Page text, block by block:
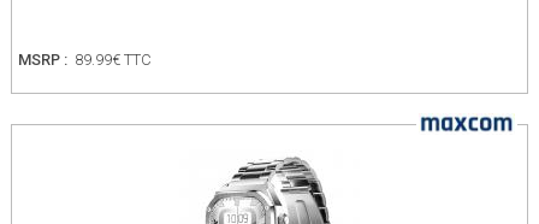
MSRP : 89.99€ TTC